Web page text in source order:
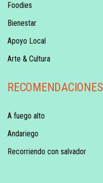
Foodies
Bienestar
Apoyo Local
Arte & Cultura
RECOMENDACIONES
A fuego alto
Andariego
Recorriendo con salvador